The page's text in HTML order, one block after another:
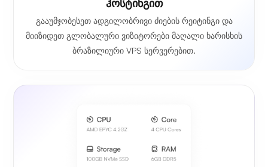
ჰოსტინგით
გააუმჯობესეთ ადგილობრივი ძიების რეიტინგი და
მიიზიდეთ გლობალური ვიზიტორები მაღალი ხარისხის
ბრაზილიური VPS სერვერებით.